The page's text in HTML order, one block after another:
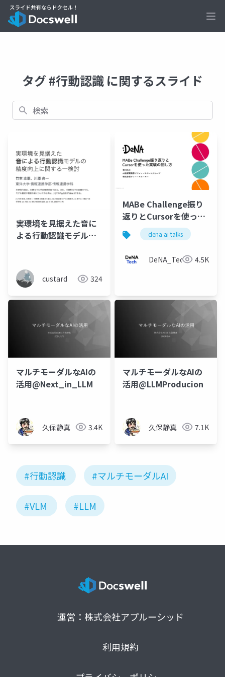
タグ #行動認識 に関するスライド
検索
実環境を見据えた音に
よる行動認識モデルの
custard 324
MABe Challenge振り
返りとCursorを使った
実験の回し方
dena ai talks
DeNA_Tech 4.5K
マルチモーダルなAIの
活用@Next_in_LLM
久保静真 3.4K
マルチモーダルなAIの
活用@LLMProducion
久保静真 7.1K
#行動認識 #マルチモーダルAI
#VLM #LLM
運営：株式会社アプルーシッド
利用規約